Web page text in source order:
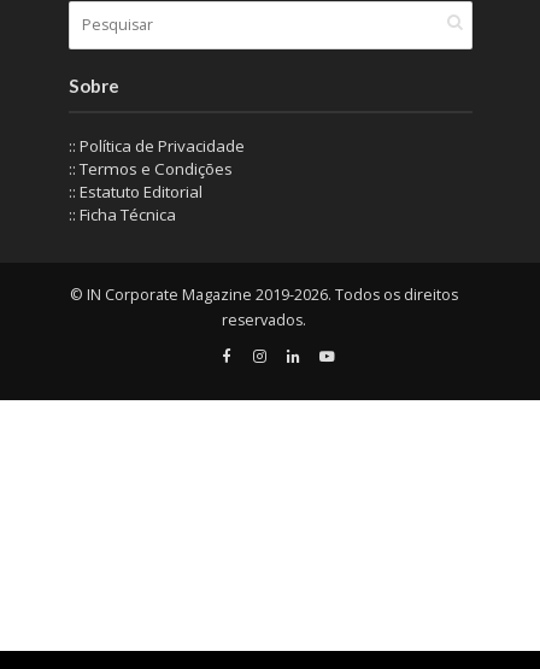
Sobre
:: Política de Privacidade
:: Termos e Condições
:: Estatuto Editorial
:: Ficha Técnica
© IN Corporate Magazine 2019-2026. Todos os direitos
reservados.